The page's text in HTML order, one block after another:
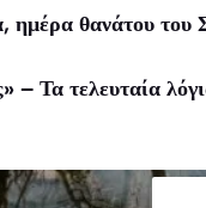
θανάτου του
– Τα τελευταία